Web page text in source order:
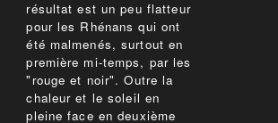
résultat est un peu flatteur
pour les Rhénans qui ont
été malmenés, surtout en
première mi-temps, par les
"rouge et noir". Outre la
chaleur et le soleil en
pleine face en deuxième